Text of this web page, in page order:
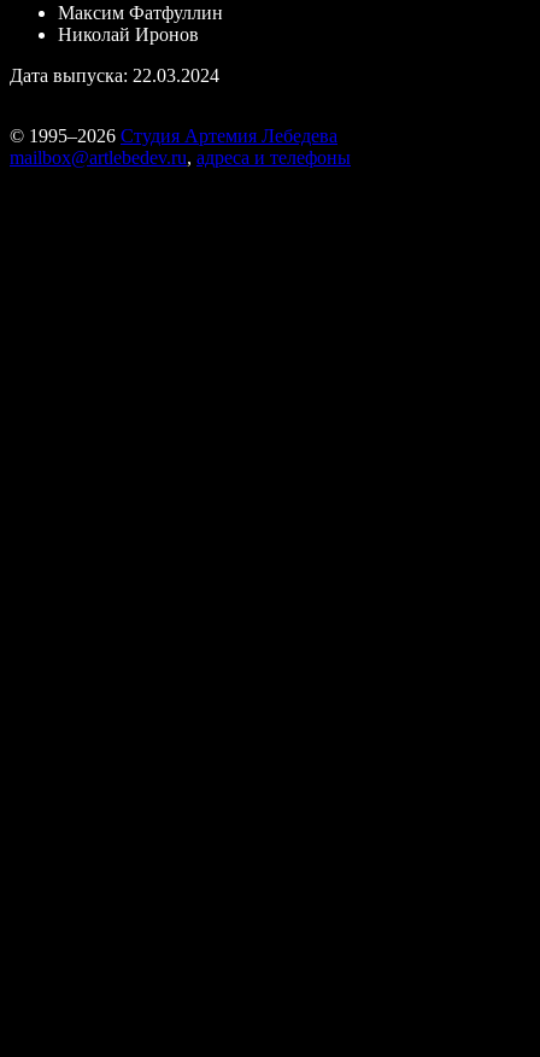
Максим Фатфуллин
Николай Иронов
Дата выпуска: 22.03.2024
© 1995–2026 Студия Артемия Лебедева
mailbox@artlebedev.ru, адреса и телефоны